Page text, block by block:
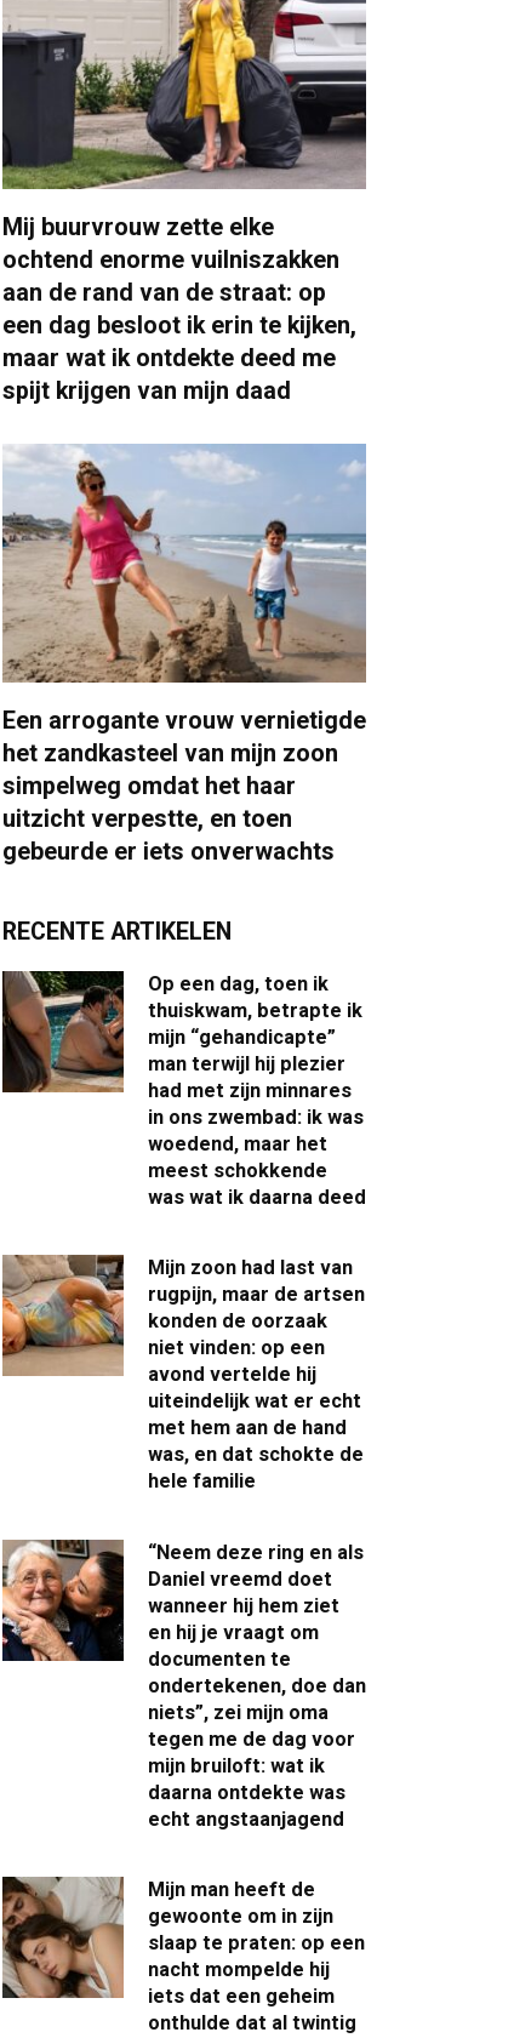
Mij buurvrouw zette elke
ochtend enorme vuilniszakken
aan de rand van de straat: op
een dag besloot ik erin te kijken,
maar wat ik ontdekte deed me
spijt krijgen van mijn daad
Een arrogante vrouw vernietigde
het zandkasteel van mijn zoon
simpelweg omdat het haar
uitzicht verpestte, en toen
gebeurde er iets onverwachts
RECENTE ARTIKELEN
Op een dag, toen ik
thuiskwam, betrapte ik
mijn “gehandicapte”
man terwijl hij plezier
had met zijn minnares
in ons zwembad: ik was
woedend, maar het
meest schokkende
was wat ik daarna deed
Mijn zoon had last van
rugpijn, maar de artsen
konden de oorzaak
niet vinden: op een
avond vertelde hij
uiteindelijk wat er echt
met hem aan de hand
was, en dat schokte de
hele familie
“Neem deze ring en als
Daniel vreemd doet
wanneer hij hem ziet
en hij je vraagt om
documenten te
ondertekenen, doe dan
niets”, zei mijn oma
tegen me de dag voor
mijn bruiloft: wat ik
daarna ontdekte was
echt angstaanjagend
Mijn man heeft de
gewoonte om in zijn
slaap te praten: op een
nacht mompelde hij
iets dat een geheim
onthulde dat al twintig